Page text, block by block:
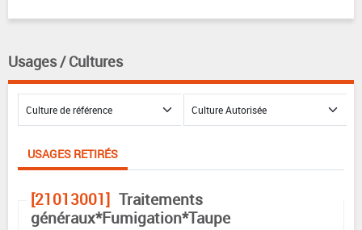
Usages / Cultures
USAGES RETIRÉS
[21013001] Traitements
généraux*Fumigation*Taupe